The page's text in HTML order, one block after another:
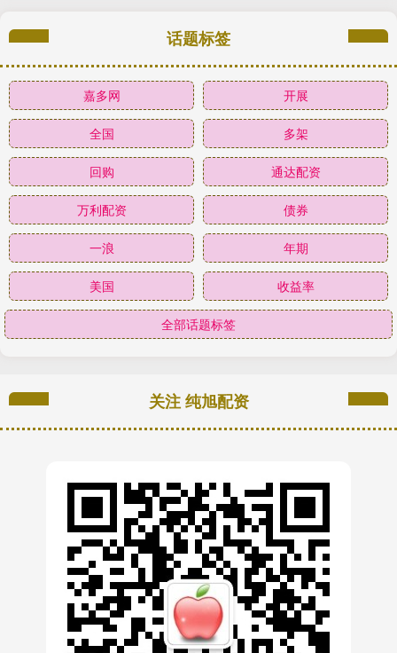
话题标签
嘉多网 开展
全国 多架
回购 通达配资
万利配资 债券
一浪 年期
美国 收益率
全部话题标签
关注 纯旭配资